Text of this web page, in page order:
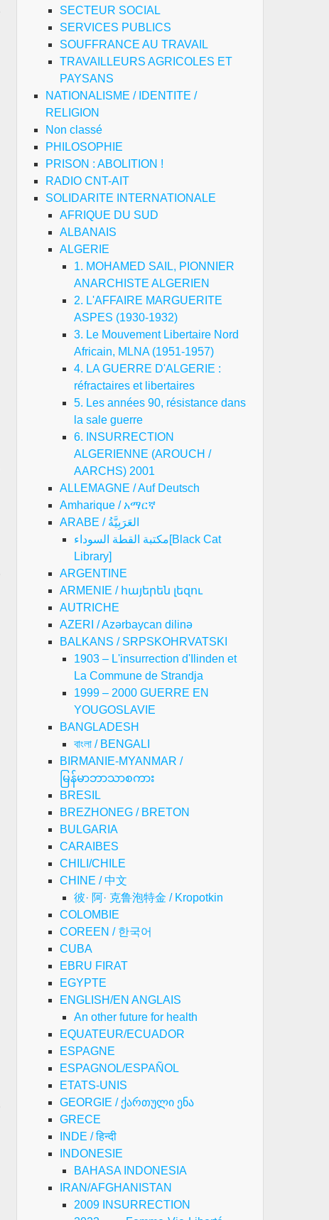
SECTEUR SOCIAL
SERVICES PUBLICS
SOUFFRANCE AU TRAVAIL
TRAVAILLEURS AGRICOLES ET
PAYSANS
NATIONALISME / IDENTITE /
RELIGION
Non classé
PHILOSOPHIE
PRISON : ABOLITION !
RADIO CNT-AIT
SOLIDARITE INTERNATIONALE
AFRIQUE DU SUD
ALBANAIS
ALGERIE
1. MOHAMED SAIL, PIONNIER
ANARCHISTE ALGERIEN
2. L'AFFAIRE MARGUERITE
ASPES (1930-1932)
3. Le Mouvement Libertaire Nord
Africain, MLNA (1951-1957)
4. LA GUERRE D'ALGERIE :
réfractaires et libertaires
5. Les années 90, résistance dans
la sale guerre
6. INSURRECTION
ALGERIENNE (AROUCH /
AARCHS) 2001
ALLEMAGNE / Auf Deutsch
Amharique / አማርኛ
ARABE / العَرَبِيَّةُ
مكتبة القطة السوداء[Black Cat
Library]
ARGENTINE
ARMENIE / հայերեն լեզու
AUTRICHE
AZERI / Azərbaycan dilinə
BALKANS / SRPSKOHRVATSKI
1903 – L'insurrection d'Ilinden et
La Commune de Strandja
1999 – 2000 GUERRE EN
YOUGOSLAVIE
BANGLADESH
বাংলা / BENGALI
BIRMANIE-MYANMAR /
မြန်မာဘာသာစကား
BRESIL
BREZHONEG / BRETON
BULGARIA
CARAIBES
CHILI/CHILE
CHINE / 中文
彼· 阿· 克鲁泡特金 / Kropotkin
COLOMBIE
COREEN / 한국어
CUBA
EBRU FIRAT
EGYPTE
ENGLISH/EN ANGLAIS
An other future for health
EQUATEUR/ECUADOR
ESPAGNE
ESPAGNOL/ESPAÑOL
ETATS-UNIS
GEORGIE / ქართული ენა
GRECE
INDE / हिन्दी
INDONESIE
BAHASA INDONESIA
IRAN/AFGHANISTAN
2009 INSURRECTION